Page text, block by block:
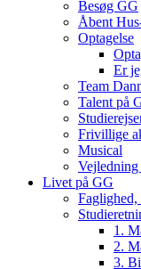
Besøg GG
Åbent
Optagelse
Er
Team
Talent på
Frivillige
Musical
Livet på GG
1.
2.
3.